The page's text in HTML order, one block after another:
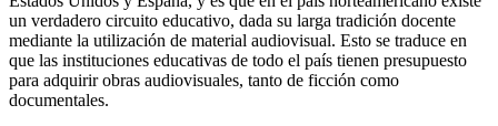
un verdadero circuito educativo, dada su larga tradición docente
mediante la utilización de material audiovisual. Esto se traduce en
que las instituciones educativas de todo el país tienen presupuesto
para adquirir obras audiovisuales, tanto de ficción como
documentales.